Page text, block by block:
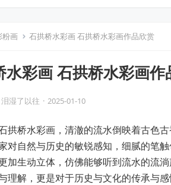
粉画 石拱桥水彩画 石拱桥水彩画作品欣赏
水彩画 石拱桥水彩画作
泪湿了以往 · 2025-01-10
拱桥水彩画，清澈的流水倒映着古色
对自然与历史的敏锐感知，细腻的笔
加生动立体，仿佛能够听到流水的流
理解，更是对于历史与文化的传承与